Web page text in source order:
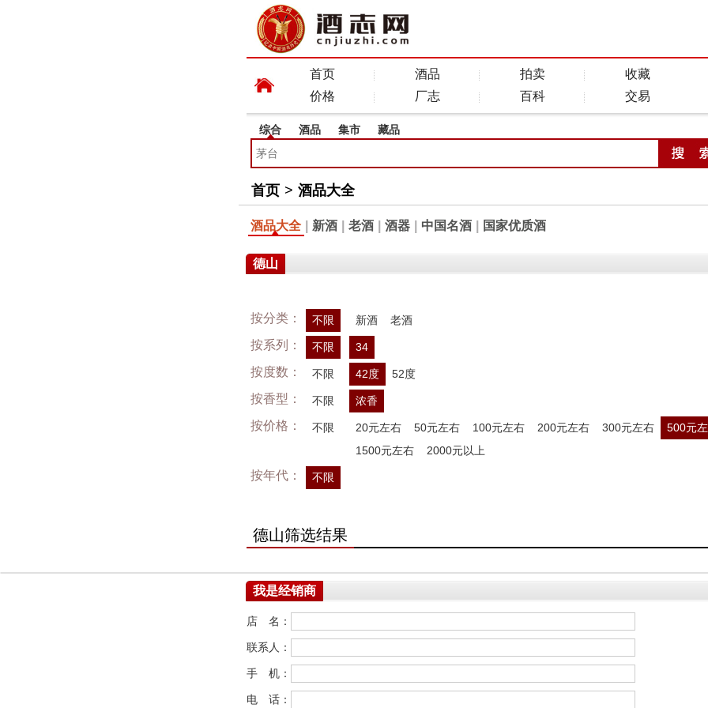
首页 酒品 拍卖 收藏
价格
厂志 百科 交易
综合 酒品 集市 藏品
首页 > 酒品大全
酒品大全 新酒 老酒 酒器 中国名酒 国家优质酒
德山
按分类： 不限 新酒 老酒
按系列： 不限 34
按度数： 不限 42度 52度
按香型： 不限 浓香
按价格： 不限 20元左右 50元左右 100元左右 200元左右 300元左右 500元
1500元左右
2000元以上
按年代： 不限
德山筛选结果
我是经销商
店 名：
联系人：
手 机：
电 话：